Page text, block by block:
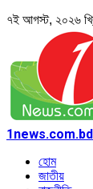
৭ই আগস্ট, ২০২৬
হোম
জাতীয়